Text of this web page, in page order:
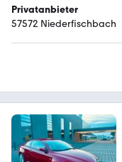
Privatanbieter
57572 Niederfischbach